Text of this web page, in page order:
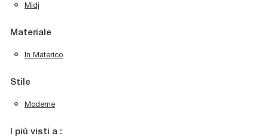
Midj
Materiale
In Materico
Stile
Moderne
I più visti a :